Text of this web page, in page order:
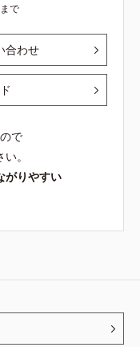
で
合わせ
で
。
がりやすい